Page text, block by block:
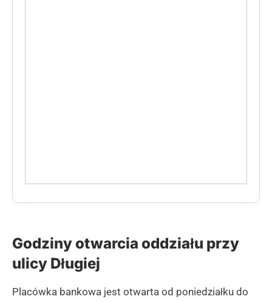
Godziny otwarcia oddziału przy
ulicy Długiej
Placówka bankowa jest otwarta od poniedziałku do